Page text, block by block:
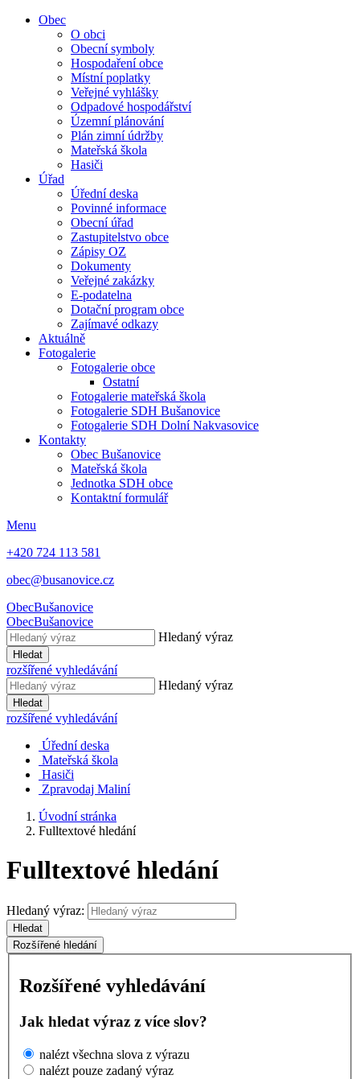
Obec
O obci
Obecní symboly
Hospodaření obce
Místní poplatky
Veřejné vyhlášky
Odpadové hospodářství
Územní plánování
Plán zimní údržby
Mateřská škola
Hasiči
Úřad
Úřední deska
Povinné informace
Obecní úřad
Zastupitelstvo obce
Zápisy OZ
Dokumenty
Veřejné zakázky
E-podatelna
Dotační program obce
Zajímavé odkazy
Aktuálně
Fotogalerie
Fotogalerie obce
Ostatní
Fotogalerie mateřská škola
Fotogalerie SDH Bušanovice
Fotogalerie SDH Dolní Nakvasovice
Kontakty
Obec Bušanovice
Mateřská škola
Jednotka SDH obce
Kontaktní formulář
Menu
+420 724 113 581
obec@busanovice.cz
ObecBušanovice
ObecBušanovice
Hledaný výraz
Hledat
rozšířené vyhledávání
Hledaný výraz
Hledat
rozšířené vyhledávání
Úřední deska
Mateřská škola
Hasiči
Zpravodaj Maliní
Úvodní stránka
Fulltextové hledání
Fulltextové hledání
Hledaný výraz:
Hledat
Rozšířené hledání
Rozšířené vyhledávání
Jak hledat výraz z více slov?
nalézt všechna slova z výrazu
nalézt pouze zadaný výraz